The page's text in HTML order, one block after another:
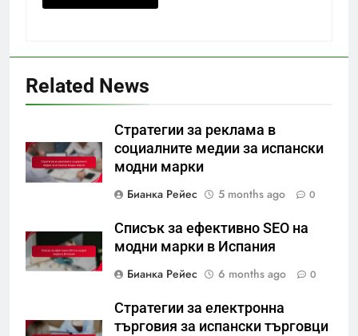
Related News
Стратегии за реклама в
социалните медии за испански
модни марки
Бианка Рейес
5 months ago 0
Списък за ефективно SEO на
модни марки в Испания
Бианка Рейес
6 months ago 0
Стратегии за електронна
търговия за испански търговци